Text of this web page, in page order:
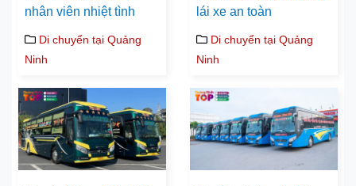
nhân viên nhiệt tình
Di chuyển tại Quảng
Ninh
lái xe an toàn
Di chuyển tại Quảng
Ninh